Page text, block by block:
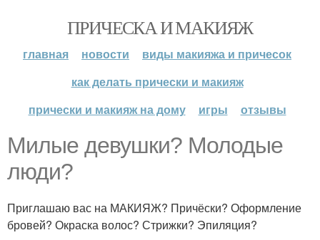
ПРИЧЕСКА И МАКИЯЖ
главная новости
виды макияжа и причесок
как делать прически и макияж
прически и макияж на дому
игры отзывы
Милые девушки? Молодые
люди?
Приглашаю вас на МАКИЯЖ? Причёски? Оформление
бровей? Окраска волос? Стрижки? Эпиляция?